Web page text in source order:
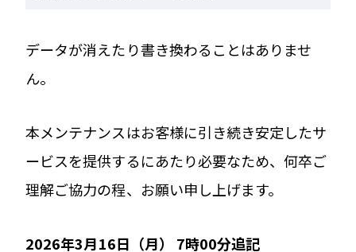
データが消えたり書き換わることはありませ
ん。
本メンテナンスはお客様に引き続き安定したサ
ービスを提供するにあたり必要なため、何卒ご
理解ご協力の程、お願い申し上げます。
2026年3月16日（月） 7時00分追記